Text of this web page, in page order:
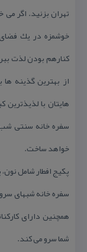
تهران بزنید. اگر می
خوشمزه در یك
كنارهم بودن لذت
از بهترین گذینه
هایتان با لذیذترین
سفره خانه سنتی شب
خواهد ساخت.
پكیج افطار شامل
سفره خانه شبهای
همچنین دارای
شما سرو می كند.